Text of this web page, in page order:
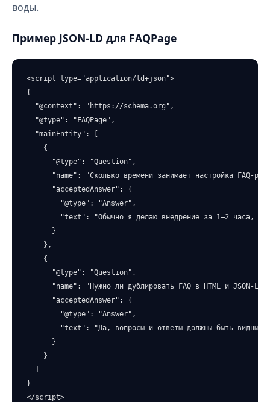
воды.
Пример JSON-LD для FAQPage
<script type="application/ld+json">
{
  "@context": "https://schema.org",
  "@type": "FAQPage",
  "mainEntity": [
    {
      "@type": "Question",
"name": "Сколько времени занимает настройка FAQ-
      "acceptedAnswer": {
        "@type": "Answer",
"text": "Обычно я делаю внедрение за 1–2 часа,
      }
    },
    {
      "@type": "Question",
"name": "Нужно ли дублировать FAQ в HTML и JSON-
      "acceptedAnswer": {
        "@type": "Answer",
"text": "Да, вопросы и ответы должны быть видны
      }
    }
}
</script>